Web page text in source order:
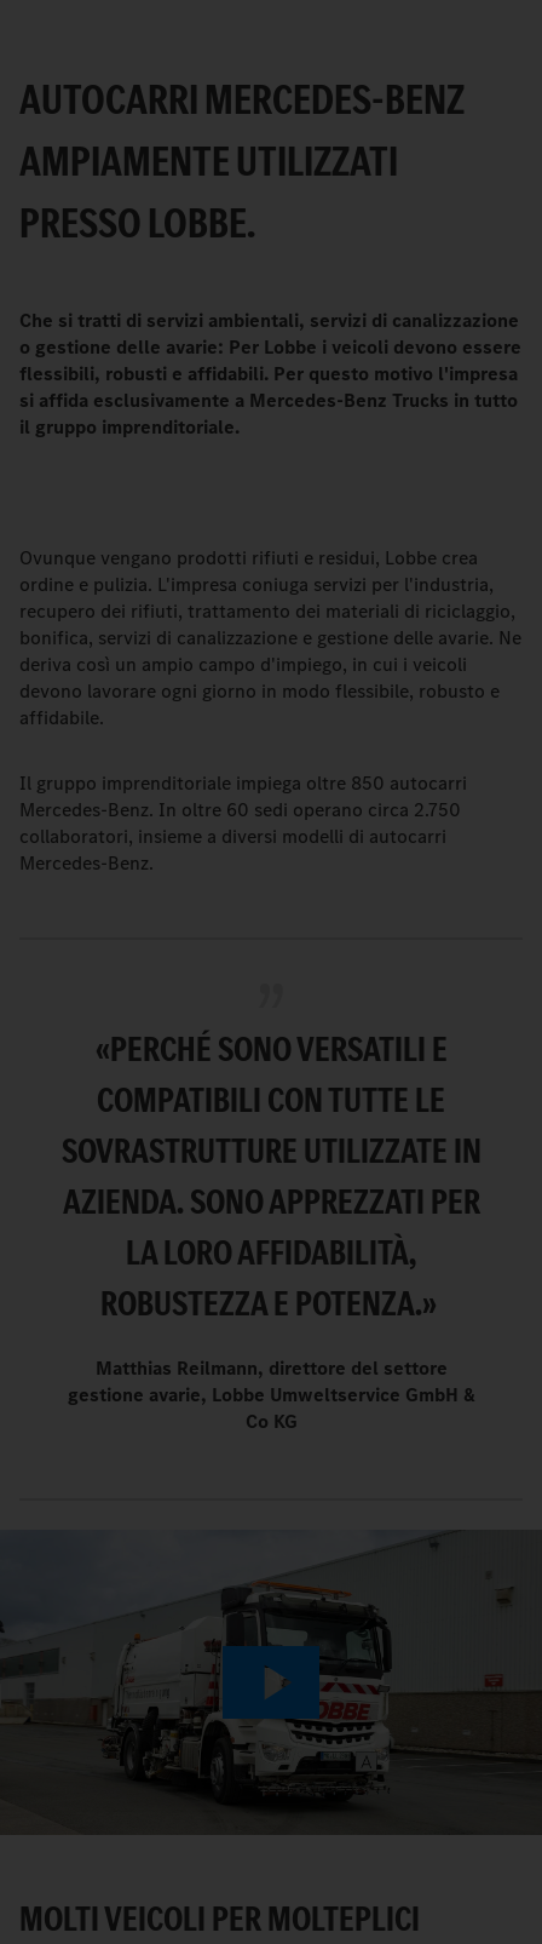
AUTOCARRI MERCEDES-BENZ
AMPIAMENTE UTILIZZATI
PRESSO LOBBE.
Che si tratti di servizi ambientali, servizi di canalizzazione
o gestione delle avarie: Per Lobbe i veicoli devono essere
flessibili, robusti e affidabili. Per questo motivo l'impresa
si affida esclusivamente a Mercedes-Benz Trucks in tutto
il gruppo imprenditoriale.
Ovunque vengano prodotti rifiuti e residui, Lobbe crea
ordine e pulizia. L'impresa coniuga servizi per l'industria,
recupero dei rifiuti, trattamento dei materiali di riciclaggio,
bonifica, servizi di canalizzazione e gestione delle avarie. Ne
deriva così un ampio campo d'impiego, in cui i veicoli
devono lavorare ogni giorno in modo flessibile, robusto e
affidabile.
Il gruppo imprenditoriale impiega oltre 850 autocarri
Mercedes-Benz. In oltre 60 sedi operano circa 2.750
collaboratori, insieme a diversi modelli di autocarri
Mercedes-Benz.
«PERCHÉ SONO VERSATILI E
COMPATIBILI CON TUTTE LE
SOVRASTRUTTURE UTILIZZATE IN
AZIENDA. SONO APPREZZATI PER
LA LORO AFFIDABILITÀ,
ROBUSTEZZA E POTENZA.»
Matthias Reilmann, direttore del settore
gestione avarie, Lobbe Umweltservice GmbH &
Co KG
Play
Video
MOLTI VEICOLI PER MOLTEPLICI